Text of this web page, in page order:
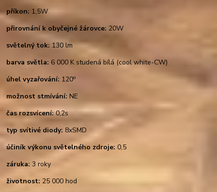
příkon: 1,5W
přirovnání k obyčejné žárovce: 20W
světelný tok: 130 lm
barva světla: 6 000 K studená bílá (cool white-CW)
úhel vyzařování: 120o
možnost stmívání: NE
čas rozsvícení:0,2s
typ svítivé diody: 8xSMD
účiník výkonu světelného zdroje: 0,5
záruka: 3 roky
životnost: 25 000 hod